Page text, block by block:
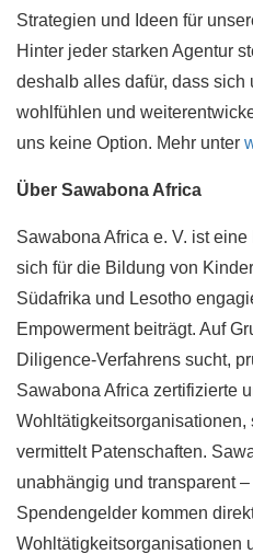
Strategien und Ideen für
Hinter jeder starken Agentur
deshalb alles dafür, dass sich
wohlfühlen und
uns keine Option. Mehr unter
Über Sawabona Africa
Sawabona Africa e. V. ist
sich für die Bildung von
Südafrika und Lesotho
Empowerment beiträgt. Auf
Diligence-Verfahrens sucht,
Sawabona Africa zertifizierte
Wohltätigkeitsorganisationen,
vermittelt Patenschaften.
unabhängig und transparent
Spendengelder kommen
Wohltätigkeitsorganisationen